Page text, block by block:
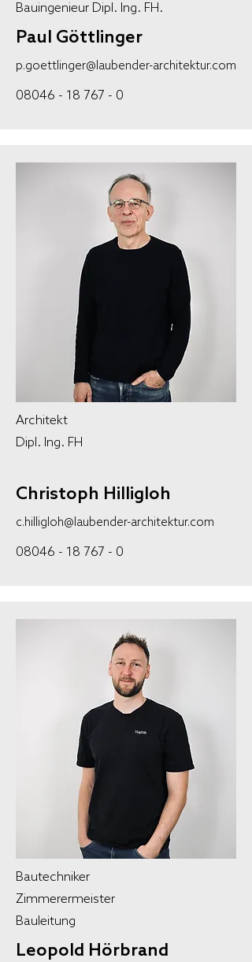
Bauingenieur Dipl. Ing. FH.
Paul Göttlinger
p.goettlinger@laubender-architektur.com
08046 - 18 767 - 0
Architekt
Dipl. Ing. FH
Christoph Hilligloh
c.hilligloh@laubender-architektur.com
08046 - 18 767 - 0
Bautechniker
Zimmerermeister
Bauleitung
Leopold Hörbrand